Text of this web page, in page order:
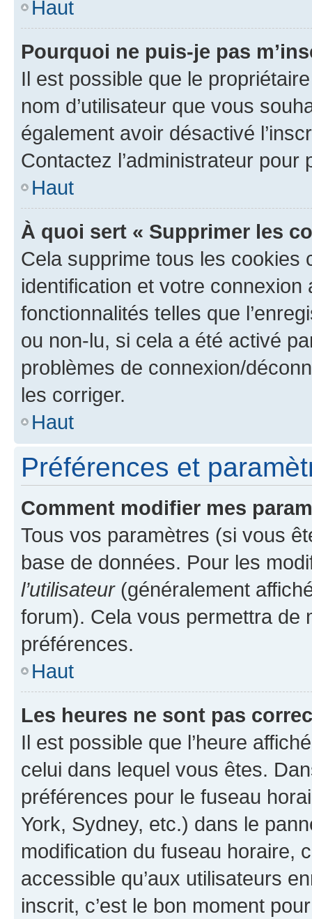
Haut
Pourquoi ne puis-je pas
Il est possible que le
nom d’utilisateur que vous
également avoir désactivé
Contactez l’administrateur
Haut
À quoi sert « Supprimer les
Cela supprime tous les cookies
identification et votre
fonctionnalités telles que
ou non-lu, si cela a été activé
problèmes de connexion/
les corriger.
Haut
Préférences et
Comment modifier mes
Tous vos paramètres (si vous
base de données. Pour les
l’utilisateur(généralement
forum). Cela vous permettra de
préférences.
Haut
Les heures ne sont pas
Il est possible que l’heure
celui dans lequel vous êtes.
préférences pour le fuseau
York, Sydney, etc.) dans le
modification du fuseau horaire,
accessible qu’aux utilisateurs
inscrit, c’est le bon moment